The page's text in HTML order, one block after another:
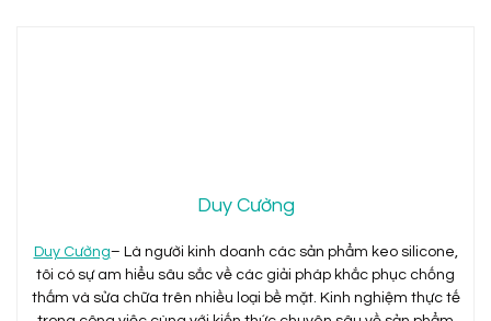
Duy Cường
Duy Cường– Là người kinh doanh các sản phẩm keo silicone,
tôi có sự am hiểu sâu sắc về các giải pháp khắc phục chống
thấm và sửa chữa trên nhiều loại bề mặt. Kinh nghiệm thực tế